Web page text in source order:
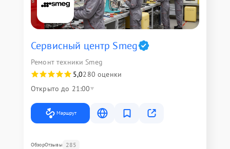
Сервисный центр Smeg
Ремонт техники Smeg
5,0280 оценки
Открыто до 21:00
Маршрут
ОбзорОтзывы 285